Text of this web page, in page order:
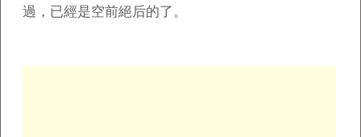
過，已經是空前絕后的了。